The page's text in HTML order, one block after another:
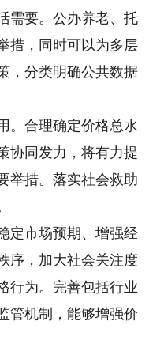
需要。公办养老、托
措，同时可以为多层
，分类明确公共数据
合理确定价格总水
协同发力，将有力提
举措。落实社会救助
定市场预期、增强经
序，加大社会关注度
行为。完善包括行业
管机制，能够增强价